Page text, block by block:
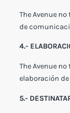
The Avenue
de
4.-
The Avenue
elaboración
5.-